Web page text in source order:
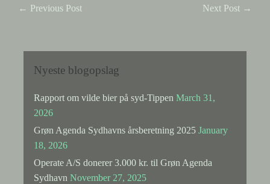
← Previous Post Next Post →
Nyeste blogopslag
Rapport om vilde bier på syd-Tippen March 31,
2026
Grøn Agenda Sydhavns årsberetning 2025 January
18, 2026
Operate A/S donerer 3.000 kr. til Grøn Agenda
Sydhavn November 27, 2025